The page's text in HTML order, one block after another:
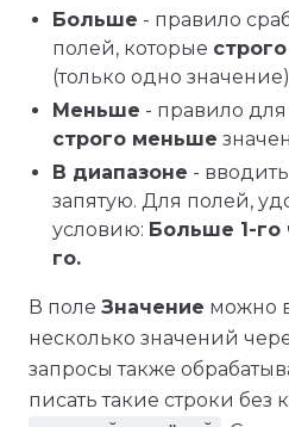
Больше - правило
полей, которые
(только одно
Меньше - правило для
строго меньше
В диапазоне -
запятую. Для полей,
условию: Больше 1-
го.
В поле Значение можно
несколько значений
запросы также
писать такие строки без